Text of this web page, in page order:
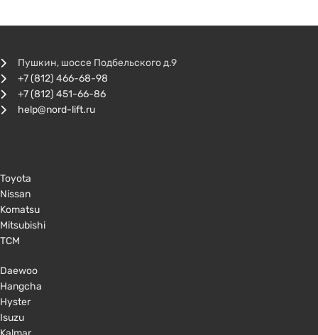
Пушкин, шоссе Подбельского д.9
+7 (812) 466-68-98
+7 (812) 451-66-86
help@nord-lift.ru
Toyota
Nissan
Komatsu
Mitsubishi
TCM
Daewoo
Hangcha
Hyster
Isuzu